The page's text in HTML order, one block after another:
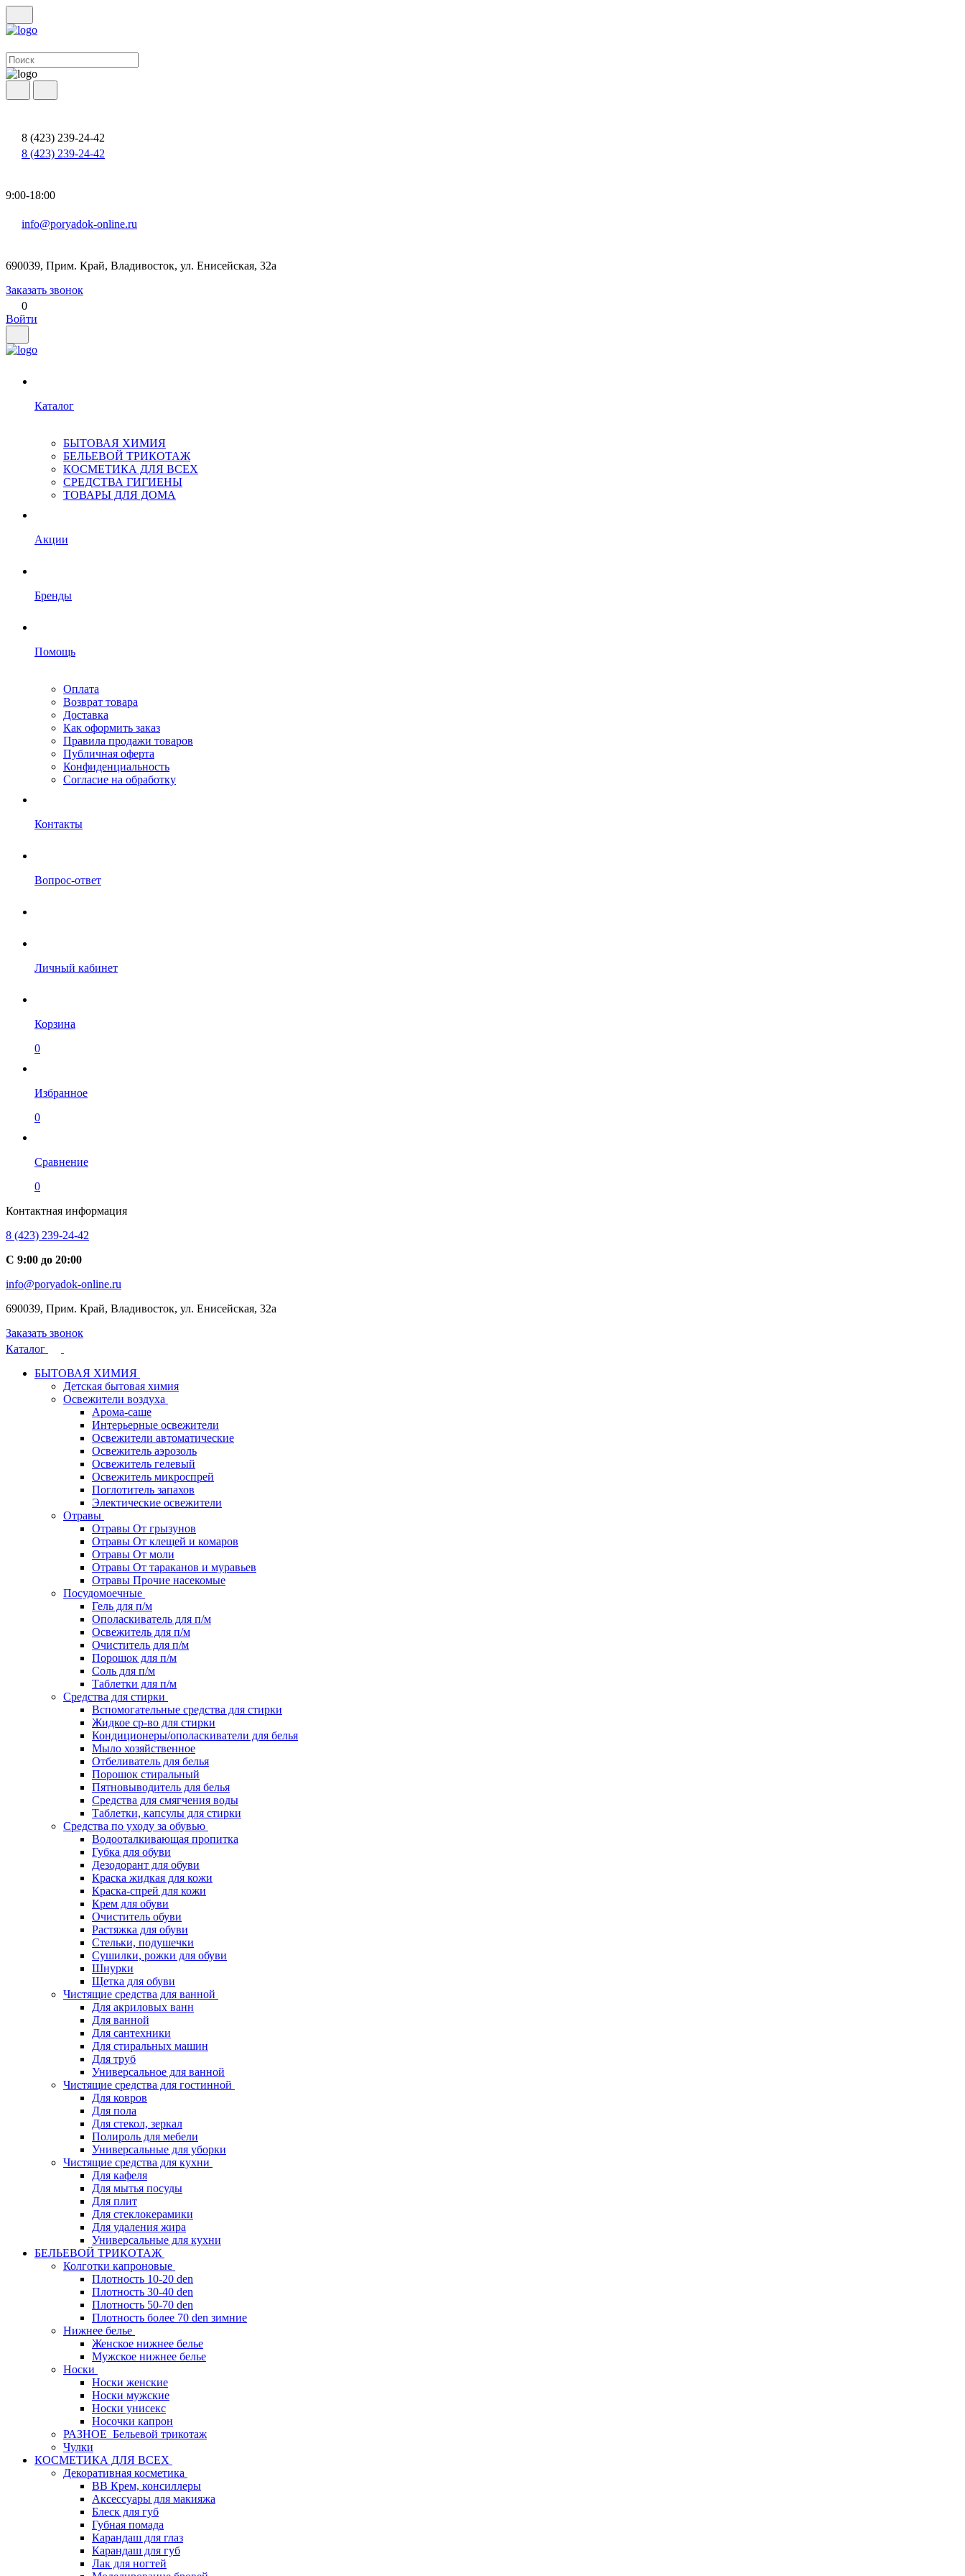
8 (423) 239-24-42
8 (423) 239-24-42
9:00-18:00
info@poryadok-online.ru
690039, Прим. Край, Владивосток, ул. Енисейская, 32а
Заказать звонок
0
Войти
Каталог
БЫТОВАЯ ХИМИЯ
БЕЛЬЕВОЙ ТРИКОТАЖ
КОСМЕТИКА ДЛЯ ВСЕХ
СРЕДСТВА ГИГИЕНЫ
ТОВАРЫ ДЛЯ ДОМА
Акции
Бренды
Помощь
Оплата
Возврат товара
Доставка
Как оформить заказ
Правила продажи товаров
Публичная оферта
Конфиденциальность
Согласие на обработку
Контакты
Вопрос-ответ
Личный кабинет
Корзина
0
Избранное
0
Сравнение
0
Контактная информация
8 (423) 239-24-42
С 9:00 до 20:00
info@poryadok-online.ru
690039, Прим. Край, Владивосток, ул. Енисейская, 32а
Заказать звонок
Каталог
БЫТОВАЯ ХИМИЯ
Детская бытовая химия
Освежители воздуха
Арома-саше
Интерьерные освежители
Освежители автоматические
Освежитель аэрозоль
Освежитель гелевый
Освежитель микроспрей
Поглотитель запахов
Электические освежители
Отравы
Отравы От грызунов
Отравы От клещей и комаров
Отравы От моли
Отравы От тараканов и муравьев
Отравы Прочие насекомые
Посудомоечные
Гель для п/м
Ополаскиватель для п/м
Освежитель для п/м
Очиститель для п/м
Порошок для п/м
Соль для п/м
Таблетки для п/м
Средства для стирки
Вспомогательные средства для стирки
Жидкое ср-во для стирки
Кондиционеры/ополаскиватели для белья
Мыло хозяйственное
Отбеливатель для белья
Порошок стиральный
Пятновыводитель для белья
Средства для смягчения воды
Таблетки, капсулы для стирки
Средства по уходу за обувью
Водооталкивающая пропитка
Губка для обуви
Дезодорант для обуви
Краска жидкая для кожи
Краска-спрей для кожи
Крем для обуви
Очиститель обуви
Растяжка для обуви
Стельки, подушечки
Сушилки, рожки для обуви
Шнурки
Щетка для обуви
Чистящие средства для ванной
Для акриловых ванн
Для ванной
Для сантехники
Для стиральных машин
Для труб
Универсальное для ванной
Чистящие средства для гостинной
Для ковров
Для пола
Для стекол, зеркал
Полироль для мебели
Универсальные для уборки
Чистящие средства для кухни
Для кафеля
Для мытья посуды
Для плит
Для стеклокерамики
Для удаления жира
Универсальные для кухни
БЕЛЬЕВОЙ ТРИКОТАЖ
Колготки капроновые
Плотность 10-20 den
Плотность 30-40 den
Плотность 50-70 den
Плотность более 70 den зимние
Нижнее белье
Женское нижнее белье
Мужское нижнее белье
Носки
Носки женские
Носки мужские
Носки унисекс
Носочки капрон
РАЗНОЕ_Бельевой трикотаж
Чулки
КОСМЕТИКА ДЛЯ ВСЕХ
Декоративная косметика
BB Крем, консиллеры
Аксессуары для макияжа
Блеск для губ
Губная помада
Карандаш для глаз
Карандаш для губ
Лак для ногтей